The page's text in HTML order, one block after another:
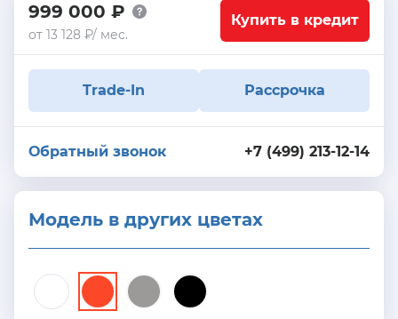
999 000 ₽
от 13 128 ₽/ мес.
Купить в кредит
Trade-In Рассрочка
+7 (499) 213-12-14
Обратный звонок
Модель в других цветах